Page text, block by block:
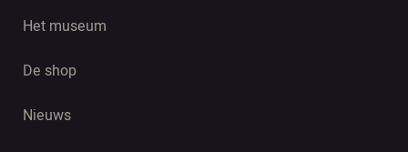
Het museum
De shop
Nieuws